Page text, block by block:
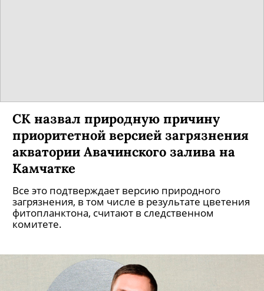
СК назвал природную причину
приоритетной версией загрязнения
акватории Авачинского залива на
Камчатке
Все это подтверждает версию природного
загрязнения, в том числе в результате цветения
фитопланктона, считают в следственном
комитете.